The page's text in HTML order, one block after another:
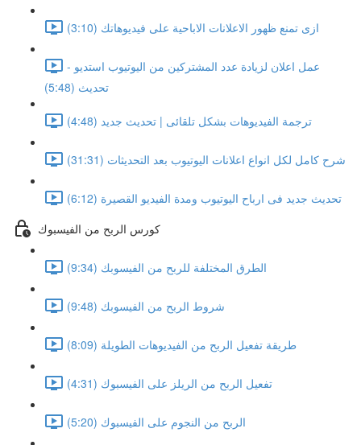
ازى تمنع ظهور الاعلانات الاباحية على فيديوهاتك (3:10)
عمل اعلان لزيادة عدد المشتركين من اليوتيوب استديو -
تحديث (5:48)
ترجمة الفيديوهات بشكل تلقائى | تحديث جديد (4:48)
شرح كامل لكل انواع اعلانات اليوتيوب بعد التحديثات (31:31)
تحديث جديد فى ارباح اليوتيوب ومدة الفيديو القصيرة (6:12)
كورس الربح من الفيسبوك
الطرق المختلفة للربح من الفيسوبك (9:34)
شروط الربح من الفيسوبك (9:48)
طريقة تفعيل الربح من الفيديوهات الطويلة (8:09)
تفعيل الربح من الريلز على الفيسبوك (4:31)
الربح من النجوم على الفيسبوك (5:20)